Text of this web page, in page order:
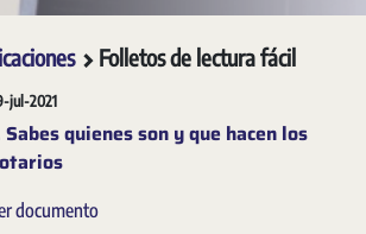
Folletos de lectura fácil
jul-2021
Sabes quienes son y que hacen los
documento